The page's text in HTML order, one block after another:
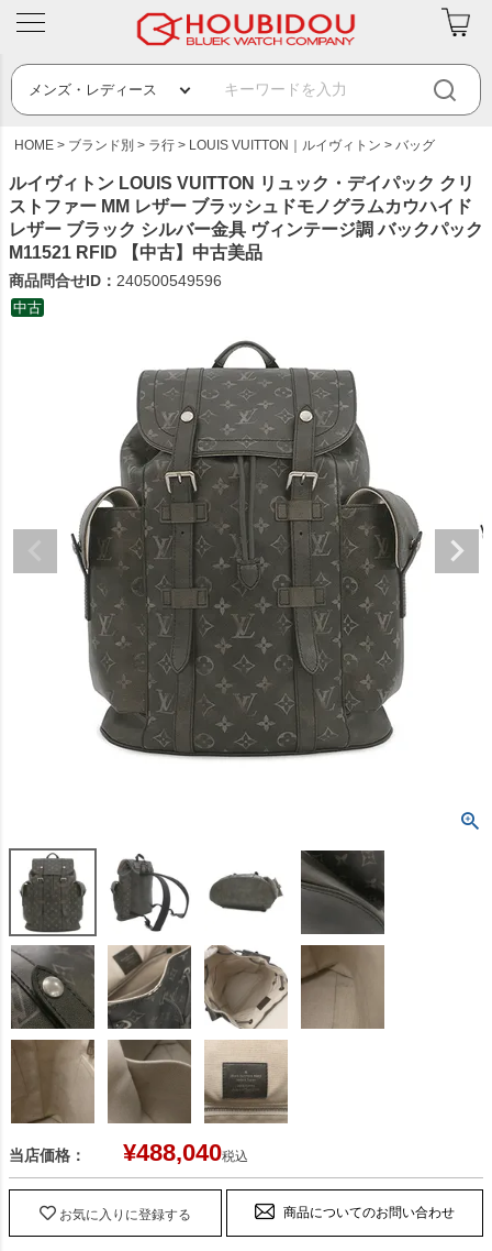
HOME ブランド別 ラ行 LOUIS VUITTON｜ルイヴィトン バッグ
ルイヴィトン LOUIS VUITTON リュック・デイパック クリ
ストファー MM レザー ブラッシュドモノグラムカウハイド
レザー ブラック シルバー金具 ヴィンテージ調 バックパック
M11521 RFID 【中古】中古美品
商品問合せID： 240500549596
中古
当店価格： ¥488,040税込
お気に入りに登録する 商品についてのお問い合わせ